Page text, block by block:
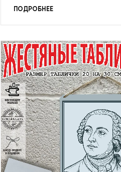
ПОДРОБНЕЕ